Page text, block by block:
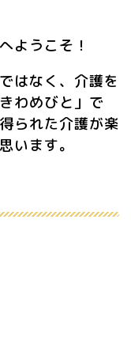
ようこそ！
はなく、介護を
わめびと」で
られた介護が楽
います。